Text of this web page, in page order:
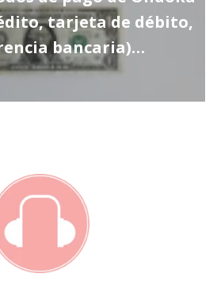
tarjeta de débito,
bancaria)…